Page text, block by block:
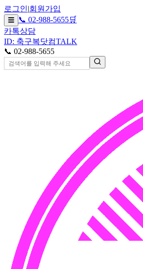
로그인|회원가입
☰ 📞 02-988-5655🛒
카톡상담
ID: 축구복닷컴TALK
📞 02-988-5655